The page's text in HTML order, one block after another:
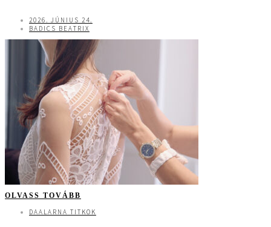
2026. JÚNIUS 24.
BADICS BEATRIX
OLVASS TOVÁBB
DAALARNA TITKOK